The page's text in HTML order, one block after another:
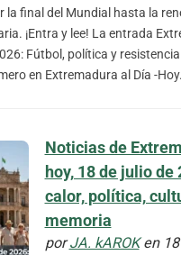
la final del Mundial hasta la
¡Entra y lee! La entrada
Fútbol, política y resistencia
en Extremadura al Día -Hoy.
Noticias de
hoy, 18 de julio de
calor, política,
memoria
porJA. kAROKen 18